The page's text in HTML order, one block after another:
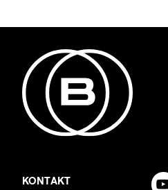
KONTAKT